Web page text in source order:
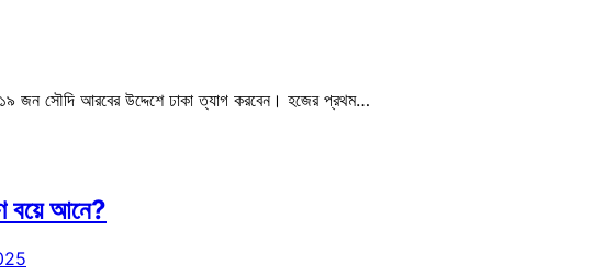
জন সৌদি আরবের উদ্দেশে ঢাকা ত্যাগ করবেন। হজের প্রথম…
বয়ে আনে?